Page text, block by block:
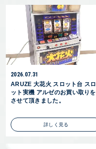
2026.07.31
ARUZE 大花火 スロット台 スロ
ット実機 アルゼのお買い取りを
させて頂きました。
詳しく見る